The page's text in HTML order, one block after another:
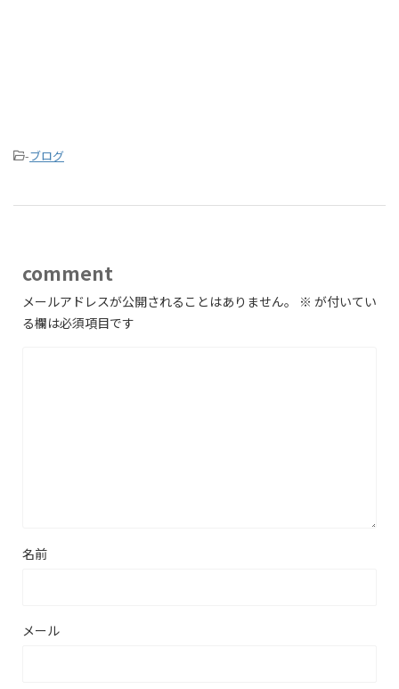
-ブログ
comment
メールアドレスが公開されることはありません。 ※ が付いてい
る欄は必須項目です
名前
メール